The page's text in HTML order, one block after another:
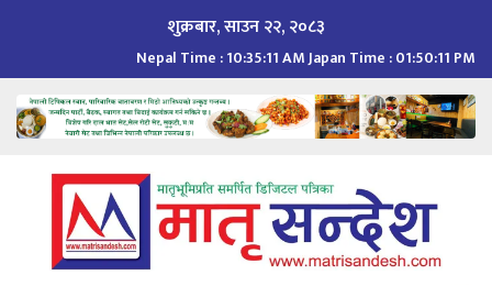
शुक्रबार, साउन २२, २०८३
Nepal Time :10:35:12 AMJapan Time :01:50:12 PM